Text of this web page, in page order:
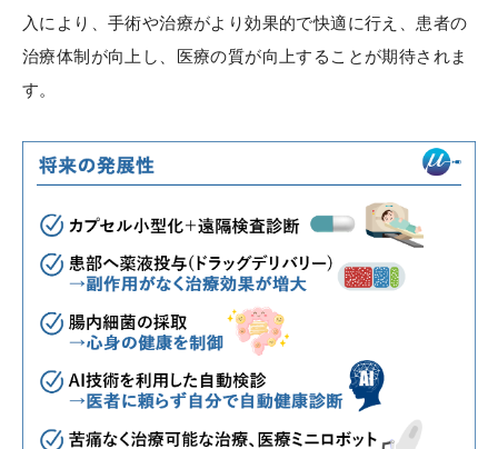
入により、手術や治療がより効果的で快適に行え、患者の
治療体制が向上し、医療の質が向上することが期待されま
す。